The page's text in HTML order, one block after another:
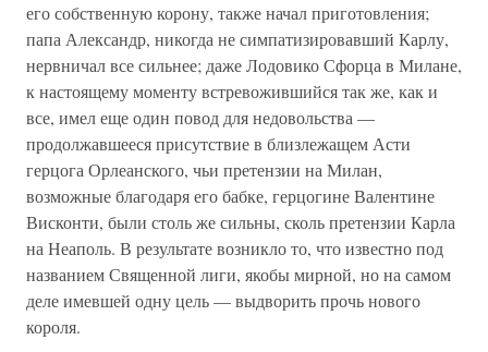
его собственную корону, также начал приготовления;
папа Александр, никогда не симпатизировавший Карлу,
нервничал все сильнее; даже Лодовико Сфорца в Милане,
к настоящему моменту встревожившийся так же, как и
все, имел еще один повод для недовольства —
продолжавшееся присутствие в близлежащем Асти
герцога Орлеанского, чьи претензии на Милан,
возможные благодаря его бабке, герцогине Валентине
Висконти, были столь же сильны, сколь претензии Карла
на Неаполь. В результате возникло то, что известно под
названием Священной лиги, якобы мирной, но на самом
деле имевшей одну цель — выдворить прочь нового
короля.